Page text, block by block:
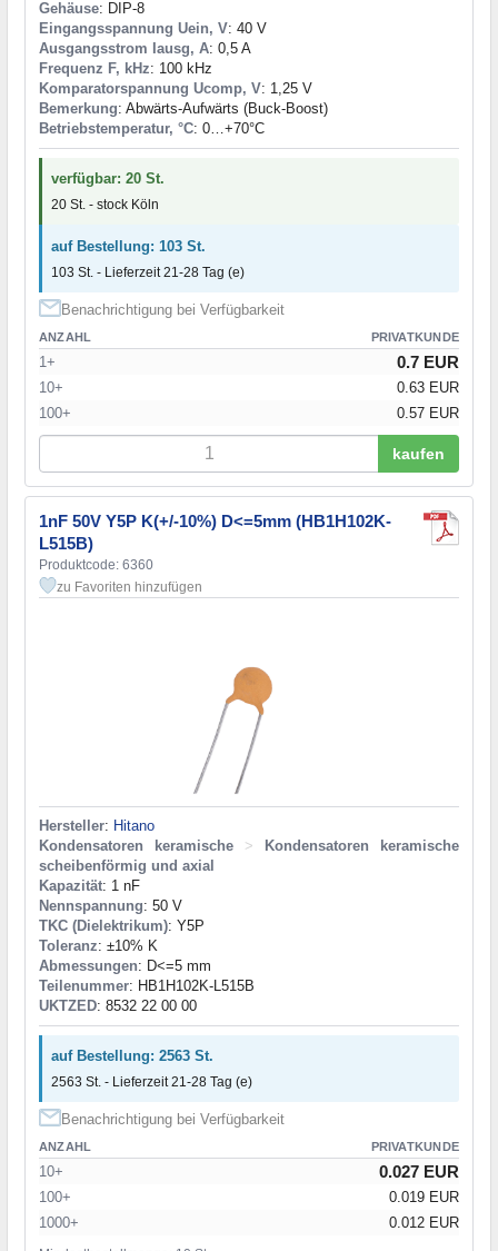
Gehäuse: DIP-8
Eingangsspannung Uein, V: 40 V
Ausgangsstrom Iausg, A: 0,5 A
Frequenz F, kHz: 100 kHz
Komparatorspannung Ucomp, V: 1,25 V
Bemerkung: Abwärts-Aufwärts (Buck-Boost)
Betriebstemperatur, °C: 0…+70°С
verfügbar: 20 St.
20 St. - stock Köln
auf Bestellung: 103 St.
103 St. - Lieferzeit 21-28 Tag (e)
Benachrichtigung bei Verfügbarkeit
ANZAHL PRIVATKUNDE
1+ 0.7 EUR
10+
0.63 EUR
100+
0.57 EUR
kaufen
1nF 50V Y5P K(+/-10%) D<=5mm (HB1H102K-
L515B)
Produktcode: 6360
zu Favoriten hinzufügen
Hersteller: Hitano
Kondensatoren keramische
>
Kondensatoren keramische
scheibenförmig und axial
Kapazität: 1 nF
Nennspannung: 50 V
TKC (Dielektrikum): Y5P
Toleranz: ±10% K
Abmessungen: D<=5 mm
Teilenummer: HB1H102K-L515B
UKTZED: 8532 22 00 00
auf Bestellung: 2563 St.
2563 St. - Lieferzeit 21-28 Tag (e)
Benachrichtigung bei Verfügbarkeit
ANZAHL PRIVATKUNDE
10+ 0.027 EUR
100+
0.019 EUR
1000+
0.012 EUR